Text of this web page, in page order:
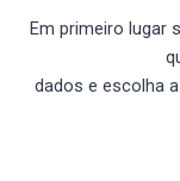
Em primeiro lugar
dados e escolha